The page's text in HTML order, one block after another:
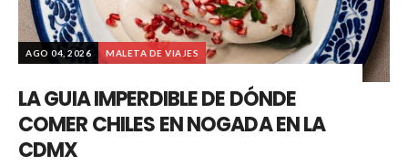
AGO 04, 2026 MALETA DE VIAJES
LA GUIA IMPERDIBLE DE DÓNDE
COMER CHILES EN NOGADA EN LA
CDMX